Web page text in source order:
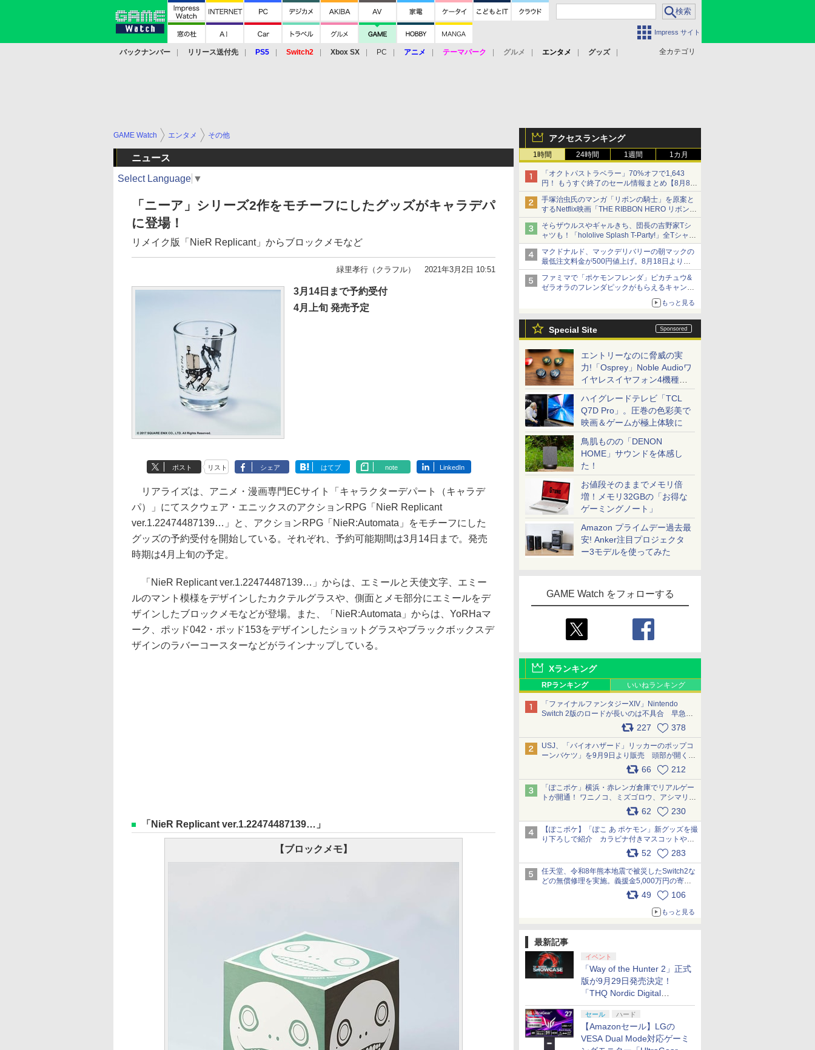
Impress サイト
全カテゴリ
バックナンバー リリース送付先 PS5 Switch2 Xbox SX PC アニメ テーマパーク グルメ エンタメ
グッズ
アクセスランキング
1時間 24時間 1週間 1カ月
「オクトパストラベラー」70%オフで1,643
円！ もうすぐ終了のセール情報まとめ【8月8日
更新】
ニンテンドーeショップでは「大神 絶景版」が
67%オフで990円
手塚治虫氏のマンガ「リボンの騎士」を原案と
するNetflix映画「THE RIBBON HERO リボンヒ
ーロー」本日配信開始
そらザウルスやギャルきち、団長の吉野家Tシ
ャツも！「hololive Splash T-Party!」全Tシャツ
ラインナップ公開＆オンライン販売開始
マクドナルド、マックデリバリーの朝マックの
最低注文料金が500円値上げ。8月18日より
1,500円から受付
ファミマで「ポケモンフレンダ」ピカチュウ&
ゼラオラのフレンダピックがもらえるキャンペ
もっと見る
Special Site
エントリーなのに脅威の実
力!「Osprey」Noble Audioワ
イヤレスイヤフォン4機種を
一気に聴く
ハイグレードテレビ「TCL
Q7D Pro」。圧巻の色彩美で
映画＆ゲームが極上体験に
鳥肌ものの「DENON
HOME」サウンドを体感し
た！
お値段そのままでメモリ倍
増！メモリ32GBの「お得な
ゲーミングノート」
Amazon プライムデー過去最
安! Anker注目プロジェクタ
ー3モデルを使ってみた
GAME Watch をフォローする
Xランキング
RPランキング いいねランキング
「ファイナルファンタジーXIV」Nintendo
Switch 2版のロードが長いのは不具合 早急に
アップデートできるよう対応中227 378
USJ、「バイオハザード」リッカーのポップコ
ーンバケツ」を9月9日より販売 頭部が開く仕
組み。味は恐怖を堪のう「味噌フレーバー」
66 212
「ぽこポケ」横浜・赤レンガ倉庫でリアルゲー
トが開通！ ワニノコ、ミズゴロウ、アシマリ登
場シーンをレポート pic.x.com/LDgEByVl6D
62 230
【ぽこポケ】「ぽこ あ ポケモン」新グッズを撮
り下ろしで紹介 カラビナ付きマスコットやス
52 283
任天堂、令和8年熊本地震で被災したSwitch2な
どの無償修理を実施。義援金5,000万円の寄付
も発表 pic.x.com/BAYsMfUfUC
49 106
もっと見る
最新記事
イベント
「Way of the Hunter 2」正式
版が9月29日発売決定！
「THQ Nordic Digital
Showcase 2026」まとめ
セール ハード
【Amazonセール】LGの
VESA Dual Mode対応ゲーミ
GAME Watch エンタメ その他
ニュース
Select Language ▼
「ニーア」シリーズ2作をモチーフにしたグッズがキャラデパ
に登場！
リメイク版「NieR Replicant」からブロックメモなど
緑里孝行（クラフル） 2021年3月2日 10:51
3月14日まで予約受付
4月上旬 発売予定
ポスト リスト シェア はてブ note LinkedIn
リアライズは、アニメ・漫画専門ECサイト「キャラクターデパート（キャラデ
パ）」にてスクウェア・エニックスのアクションRPG「NieR Replicant
ver.1.22474487139…」と、アクションRPG「NieR:Automata」をモチーフにした
グッズの予約受付を開始している。それぞれ、予約可能期間は3月14日まで。発売
時期は4月上旬の予定。
「NieR Replicant ver.1.22474487139…」からは、エミールと天使文字、エミー
ルのマント模様をデザインしたカクテルグラスや、側面とメモ部分にエミールをデ
ザインしたブロックメモなどが登場。また、「NieR:Automata」からは、YoRHaマ
ーク、ポッド042・ポッド153をデザインしたショットグラスやブラックボックスデ
ザインのラバーコースターなどがラインナップしている。
「NieR Replicant ver.1.22474487139…」
【ブロックメモ】